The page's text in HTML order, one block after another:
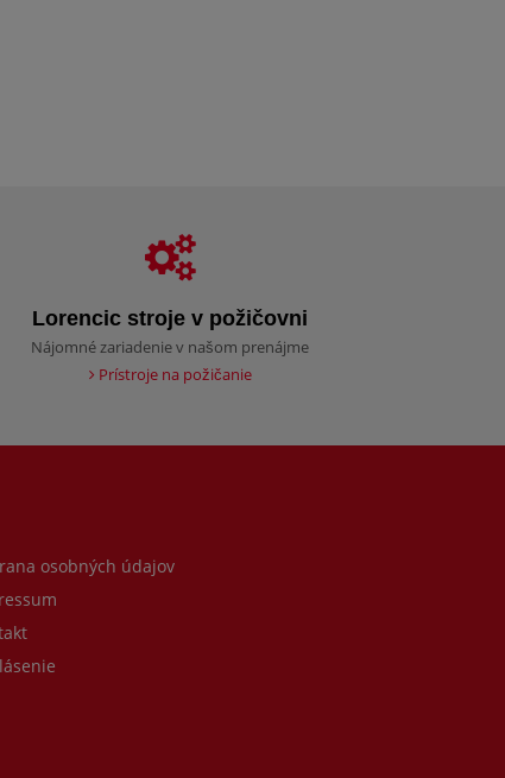
Lorencic stroje v požičovni
Nájomné zariadenie v našom prenájme
Prístroje na požičanie
osobných údajov